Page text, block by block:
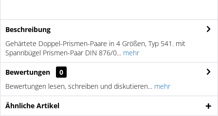
Beschreibung
Gehärtete Doppel-Prismen-Paare in 4 Größen, Typ 541. mit
Spannbügel Prismen-Paar DIN 876/0... mehr
Bewertungen
0
Bewertungen lesen, schreiben und diskutieren... mehr
Ähnliche Artikel